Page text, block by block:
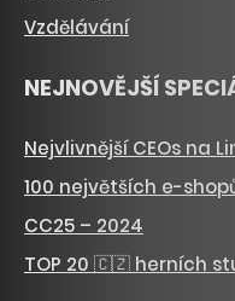
Vzdělávání
NEJNOVĚJŠÍ
Nejvlivnější CEOs na
100 největších e-
CC25 – 2024
TOP 20 🇨🇿 herních